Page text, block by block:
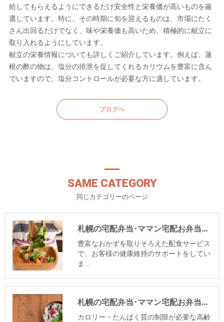
給してもらえるようにできるだけ安全性と栄養価が高いものを厳
選しています。特に、その時期に旬を迎えるものは、市場にたく
さん出回るだけでなく、味や栄養価も高いため、積極的に献立に
取り入れるようにしています。
献立の栄養情報についても詳しくご紹介しています。例えば、蓮
根の酢の物は、塩分の排泄を促してくれるカリウムを豊富に含ん
でいますので、塩分コントロールが必要な方に適しています。
ブログへ
同じカテゴリーのページ
SAME CATEGORY
札幌の宅配弁当･ママン宅配お弁当サービスの口コミ情報
豊富なおかずを取りそろえた配食サービス
で、お客様の健康維持のサポートをしてい
ま…
札幌の宅配弁当･ママン宅配お弁当サービスの評判
カロリー・たんぱく質の制限が必要な高齢